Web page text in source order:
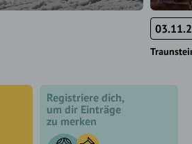
Registriere dich,
um dir Einträge
zu merken